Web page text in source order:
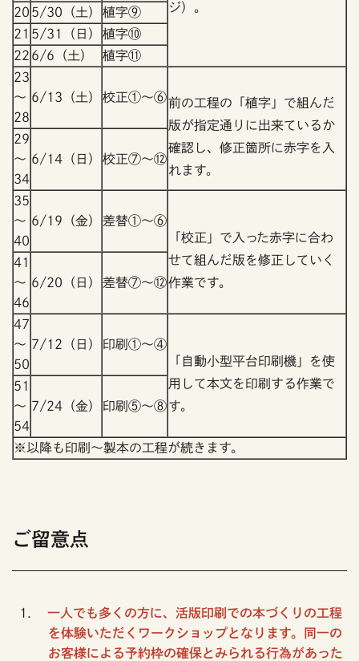
ジ）。
20 5/30（土）
植字⑨
21 5/31（日）
植字⑩
22 6/6（土）
植字⑪
23
～
28
6/13（土） 校正①～⑥前の工程の「植字」で組んだ
版が指定通りに出来ているか
確認し、修正箇所に赤字を入
れます。
29
～
34
6/14（日） 校正⑦～⑫
35
～
40
6/19（金）
差替①～⑥
「校正」で入った赤字に合わ
せて組んだ版を修正していく
作業です。
41
～
46
6/20（日） 差替⑦～⑫
47
～
50
7/12（日）
印刷①～④
「自動小型平台印刷機」を使
用して本文を印刷する作業で
す。
51
～
54
7/24（金） 印刷⑤～⑧
※以降も印刷～製本の工程が続きます。
ご留意点
一人でも多くの方に、活版印刷での本づくりの工程
を体験いただくワークショップとなります。同一の
お客様による予約枠の確保とみられる行為があった